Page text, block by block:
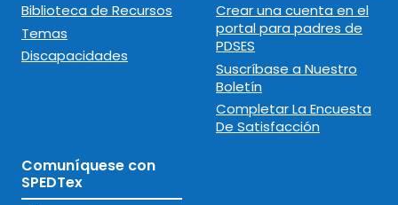
Biblioteca de Recursos
Temas
Discapacidades
Crear una cuenta en el
portal para padres de
PDSES
Suscríbase a Nuestro
Boletín
Completar La Encuesta
De Satisfacción
Comuníquese con
SPEDTex